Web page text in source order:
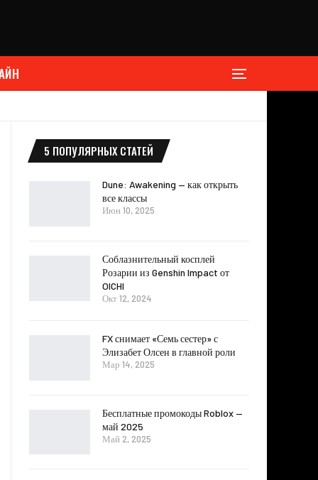
5 ПОПУЛЯРНЫХ СТАТЕЙ
Dune: Awakening — как открыть
все классы
Июн 10, 2025
Соблазнительный косплей
Розарии из Genshin Impact от
OICHI
Окт 12, 2024
FX снимает «Семь сестер» с
Элизабет Олсен в главной роли
Мар 14, 2025
Бесплатные промокоды Roblox —
май 2025
Май 2, 2025